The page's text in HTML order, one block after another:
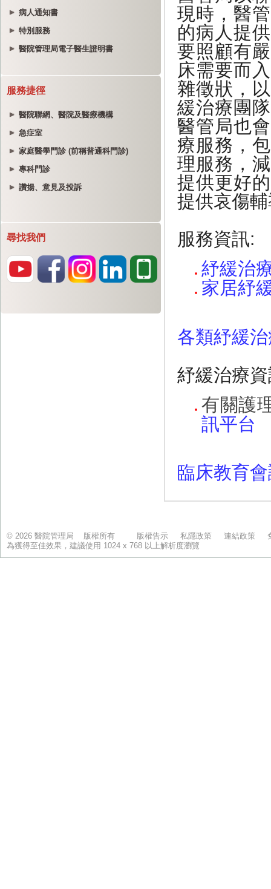
病人通知書
特別服務
醫院管理局電子醫生證明書
服務捷徑
醫院聯網、醫院及醫療機構
急症室
家庭醫學門診 (前稱普通科門診)
專科門診
讚揚、意見及投訴
尋找我們
© 2026 醫院管理局 版權所有 版權告示 私隱政策 連結政策
為獲得至佳效果，建議使用 1024 x 768 以上解析度瀏覽